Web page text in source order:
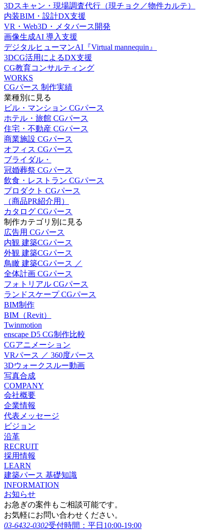
3Dスキャン・現場調査代行（現チョク／物件カルテ）
内装BIM・設計DX支援
VR・Web3D・メタバース開発
画像生成AI 導入支援
デジタルヒューマンAI『Virtual mannequin』
3DCG活用によるDX支援
CG教育コンサルティング
WORKS
CGパース 制作実績
業種別に見る
ビル・マンション CGパース
ホテル・旅館 CGパース
住宅・不動産 CGパース
商業施設 CGパース
オフィス CGパース
ブライダル・
冠婚葬祭 CGパース
飲食・レストラン CGパース
プロダクト CGパース
（商品PR紹介用）
カタログ CGパース
制作カテゴリ別に見る
広告用 CGパース
内観 建築CGパース
外観 建築CGパース
鳥瞰 建築CGパース ／
全体計画 CGパース
フォトリアル CGパース
ランドスケープ CGパース
BIM制作
BIM（Revit）
Twinmotion
enscape D5 CG制作比較
CGアニメーション
VRパース ／ 360度パース
3Dウォークスルー動画
写真合成
COMPANY
会社概要
企業情報
代表メッセージ
ビジョン
沿革
RECRUIT
採用情報
LEARN
建築パース 基礎知識
INFORMATION
お知らせ
お急ぎの案件もご相談可能です。
お気軽にお問い合わせください。
03-6432-0302受付時間：平日10:00-19:00